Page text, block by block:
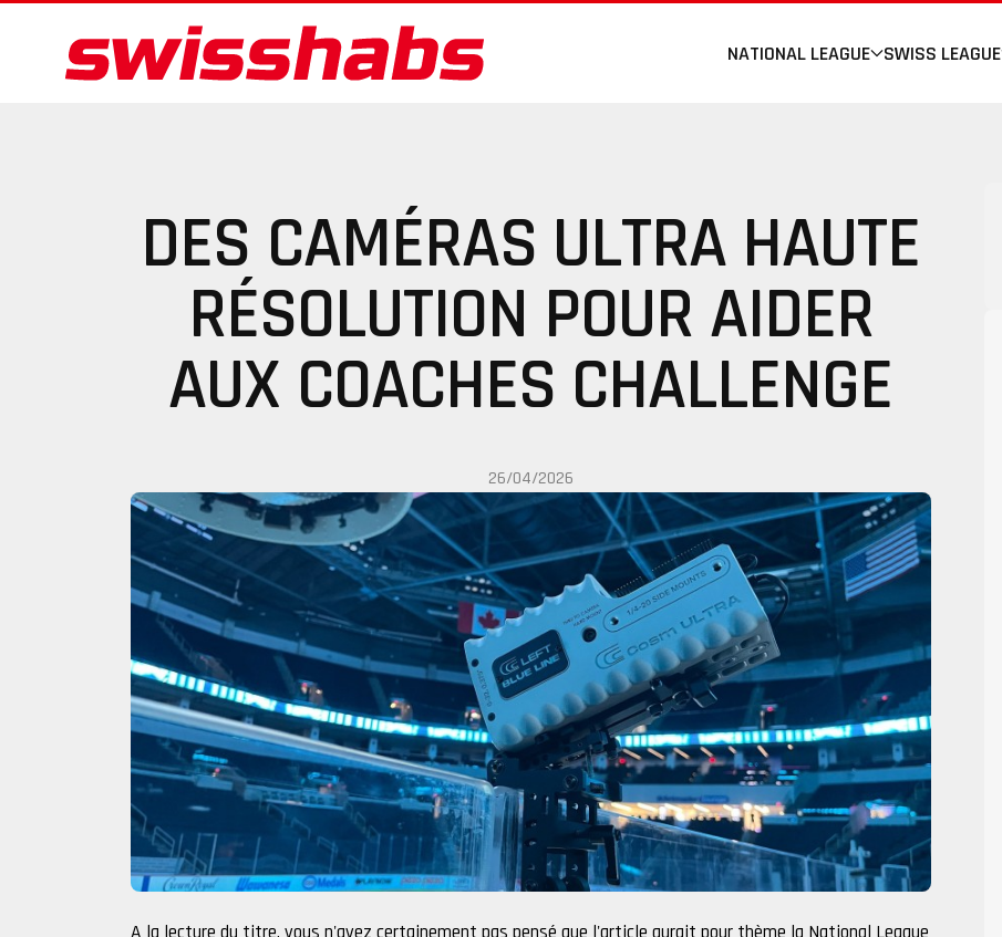
NATIONAL LEAGUE SWISS LEAGUE
DES CAMÉRAS ULTRA HAUTE
RÉSOLUTION POUR AIDER
AUX COACHES CHALLENGE
26/04/2026